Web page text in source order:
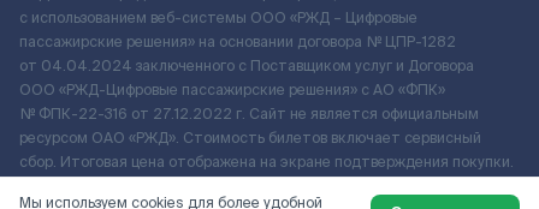
с использованием веб-системы ООО «РЖД – Цифровые
пассажирские решения» на основании договора № ЦПР-1282
от 04.04.2024 заключенного с Поставщиком услуг и Договора
ООО «РЖД-Цифровые пассажирские решения» c АО «ФПК»
№ ФПК-22-316 от 27.12.2022 г. Сайт не является официальным
ресурсом ОАО «РЖД». Стоимость билетов включает сервисный
сбор. Итоговая цена отображена на экране подтверждения покупки.
Мы используем cookies для более удобной